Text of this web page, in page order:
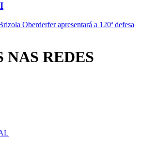
Oberderfer apresentará a 120ª defesa
NAS REDES